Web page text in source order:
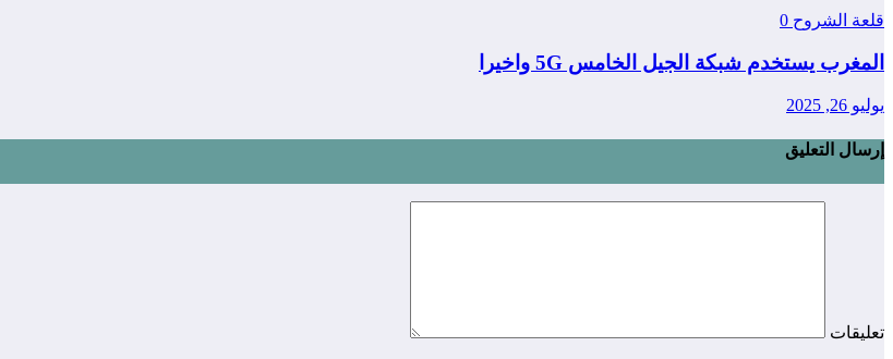
قلعة الشروح 0
المغرب يستخدم شبكة الجيل الخامس 5G واخيرا
يوليو 26, 2025
إرسال التعليق
تعليقات